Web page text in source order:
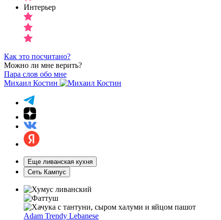
Интерьер
Как это посчитано?
Можно ли мне верить?
Пара слов обо мне
Михаил Костин
Еще ливанская кухня
Сеть Кампус
Adam Trendy Lebanese